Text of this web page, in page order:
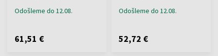
Odošleme do 12.08.
61,51 €
Odošleme do 12.08.
52,72 €